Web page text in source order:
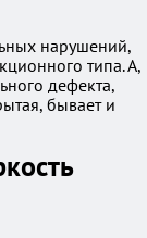
нарушений,
типа. А,
дефекта,
бывает и